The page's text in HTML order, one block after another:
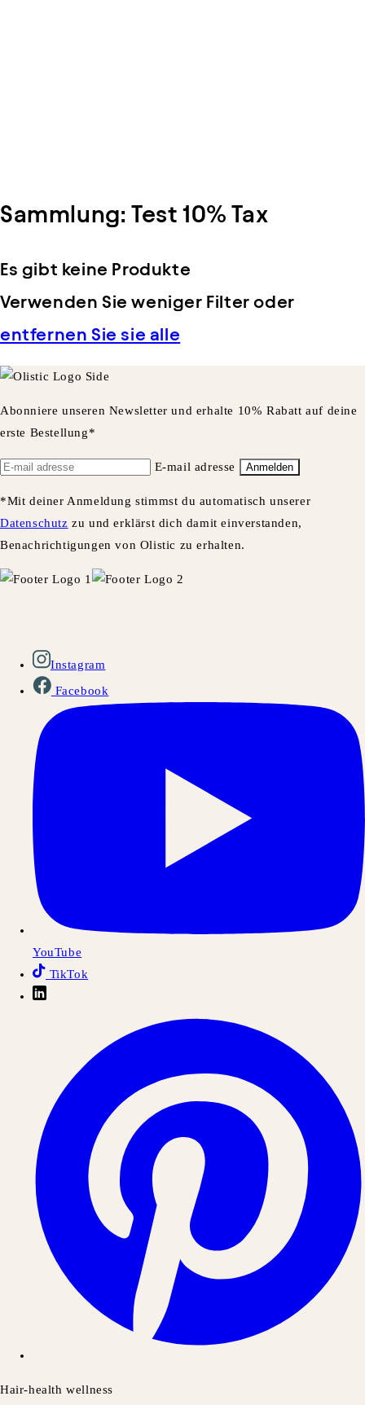
Sammlung:Test 10% Tax
Es gibt keine Produkte
Verwenden Sie weniger Filter oder
entfernen Sie sie alle
Abonniere unseren Newsletter und erhalte 10% Rabatt auf deine
erste Bestellung*
E-mail adresse Anmelden
*Mit deiner Anmeldung stimmst du automatisch unserer
Datenschutz zu und erklärst dich damit einverstanden,
Benachrichtigungen von Olistic zu erhalten.
Instagram
Facebook
YouTube
TikTok
Hair-health wellness